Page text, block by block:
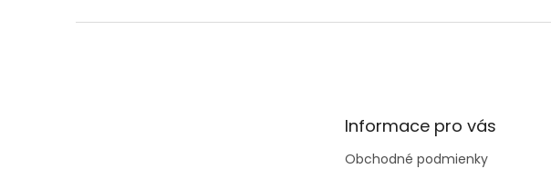
Informace pro vás
Obchodné podmienky